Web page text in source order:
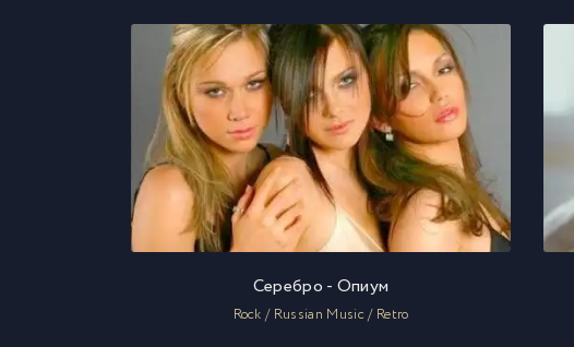
Серебро - Опиум
Rock / Russian Music / Retro